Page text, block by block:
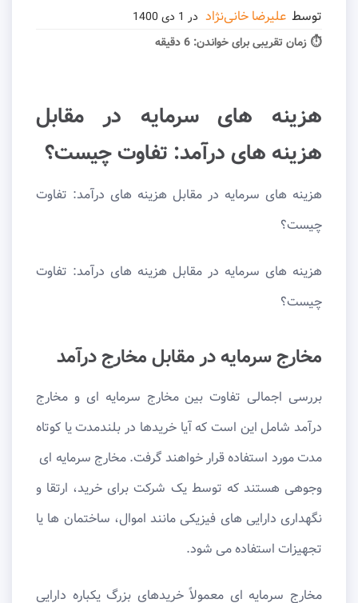
توسط علیرضا خانی‌نژاد در
⏱ زمان تقریبی برای خواندن: 6 دقیقه
هزینه های سرمایه در مقابل
هزینه های درآمد: تفاوت چیست؟
هزینه های سرمایه در مقابل هزینه های درآمد: تفاوت
چیست؟
هزینه های سرمایه در مقابل هزینه های درآمد: تفاوت
چیست؟
مخارج سرمایه در مقابل مخارج درآمد
بررسی اجمالی تفاوت بین مخارج سرمایه ای و مخارج
درآمد شامل این است که آیا خریدها در بلندمدت یا کوتاه
مدت مورد استفاده قرار خواهند گرفت. مخارج سرمایه ای
وجوهی هستند که توسط یک شرکت برای خرید، ارتقا و
نگهداری دارایی های فیزیکی مانند اموال، ساختمان ها یا
تجهیزات استفاده می شود.
مخارج سرمایه ای معمولاً خریدهای بزرگ یکباره دارایی